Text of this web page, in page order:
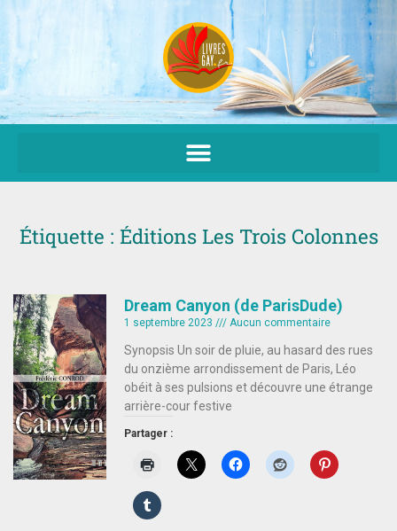
Aller
au
contenu
Étiquette : Éditions Les Trois Colonnes
Dream Canyon (de ParisDude)
1 septembre 2023 Aucun commentaire
Synopsis Un soir de pluie, au hasard des rues
du onzième arrondissement de Paris, Léo
obéit à ses pulsions et découvre une étrange
arrière-cour festive
Partager :